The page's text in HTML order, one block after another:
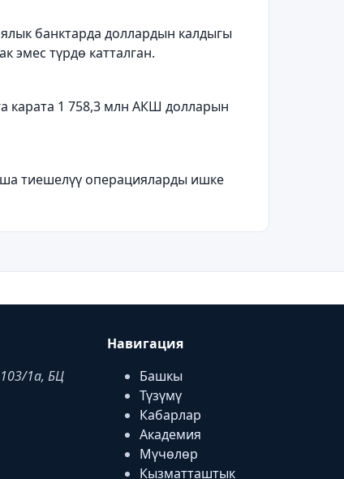
банктарда доллардын калдыгы
эмес түрдө катталган.
карата 1 758,3 млн АКШ долларын
тиешелүүоперацияларды ишке
1a, БЦ
Навигация
Башкы
Түзүмү
Кабарлар
Академия
Мүчөлөр
Кызматташтык